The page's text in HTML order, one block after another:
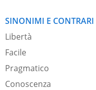
SINONIMI E CONTRARI
Libertà
Facile
Pragmatico
Conoscenza